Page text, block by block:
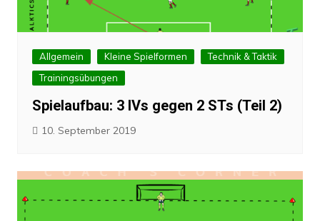
Allgemein Kleine Spielformen
Technik & Taktik
Trainingsübungen
Spielaufbau: 3 IVs gegen 2 STs (Teil 2)
10. September 2019